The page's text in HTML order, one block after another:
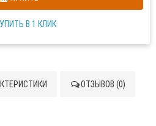
В 1 КЛИК
ОТЗЫВОВ (0)